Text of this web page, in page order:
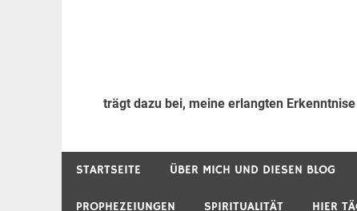
trägt dazu bei, meine erlangten
STARTSEITE ÜBER MICH UND DIESEN BLOG
PROPHEZEIUNGEN SPIRITUALITÄT HIER